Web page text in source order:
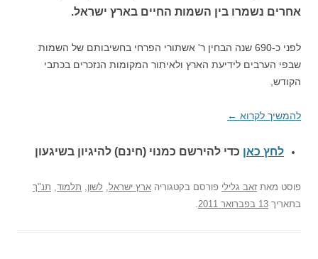
אחרים נשמרו בין השמות החיים בארץ ישראל.
לפני כ-690 שנה הבחין ר' אשתורי הפרחי בחשיבותם של השמות
שבפי הערבים לידיעת הארץ ולאיתור המקומות הנזכרים בכתבי
הקודש,
להמשיך לקרוא ←
לחץ כאן כדי להירשם כמנוי (חינם) להיגיון בשיגעון
פוסט מאת זאב גלילי פורסם בקטגוריה ארץ ישראל, לשון, תלמוד, תנ"ך
בתאריך 13 בפברואר 2011 .